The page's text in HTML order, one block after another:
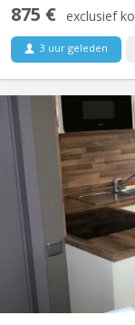
875 € exclusief
3 uur geleden
Calme tout